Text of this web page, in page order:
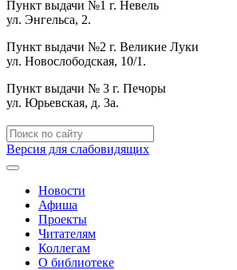
Пункт выдачи №1 г. Невель
ул. Энгельса, 2.
Пункт выдачи №2 г. Великие Луки
ул. Новослободская, 10/1.
Пункт выдачи № 3 г. Печоры
ул. Юрьевская, д. 3а.
Версия для слабовидящих
Новости
Афиша
Проекты
Читателям
Коллегам
О библиотеке